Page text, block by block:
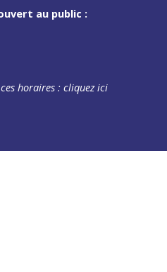
au public :
ces horaires :cliquez ici